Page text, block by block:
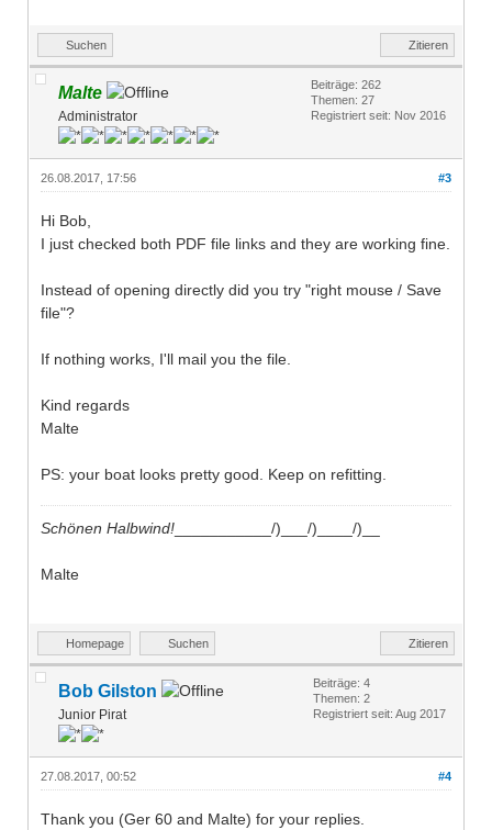
Suchen Zitieren
Malte
Administrator
Beiträge: 262
Themen: 27
Registriert seit: Nov 2016
#3
26.08.2017, 17:56
Hi Bob,
I just checked both PDF file links and they are working fine.
Instead of opening directly did you try "right mouse / Save
file"?
If nothing works, I'll mail you the file.
Kind regards
Malte
PS: your boat looks pretty good. Keep on refitting.
Schönen Halbwind! ___________/)___/)____/)__
Malte
Homepage Suchen Zitieren
Bob Gilston
Junior Pirat
Beiträge: 4
Themen: 2
Registriert seit: Aug 2017
#4
27.08.2017, 00:52
Thank you (Ger 60 and Malte) for your replies.